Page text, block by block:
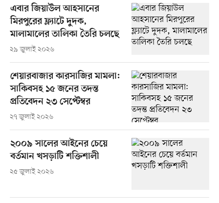
এবার জিয়াউল আহসানের
মিরপুরের ফ্ল্যাটে দুদক,
মালামালের তালিকা তৈরি চলছে
২৯ জুলাই ২০২৬
শেয়ারবাজার কারসাজির মামলা:
সাকিবসহ ১৫ জনের তদন্ত
প্রতিবেদন ২৩ সেপ্টেম্বর
২৭ জুলাই ২০২৬
২০০৯ সালের আইনের চেয়ে
বর্তমান খসড়াটি শক্তিশালী
২৫ জুলাই ২০২৬